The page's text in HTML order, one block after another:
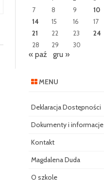
7
8 9 10
14
15 16 17
21
22 23 24
28
29 30
« paź gru »
MENU
Deklaracja Dostępności
Dokumenty i informacje
Kontakt
Magdalena Duda
O szkole